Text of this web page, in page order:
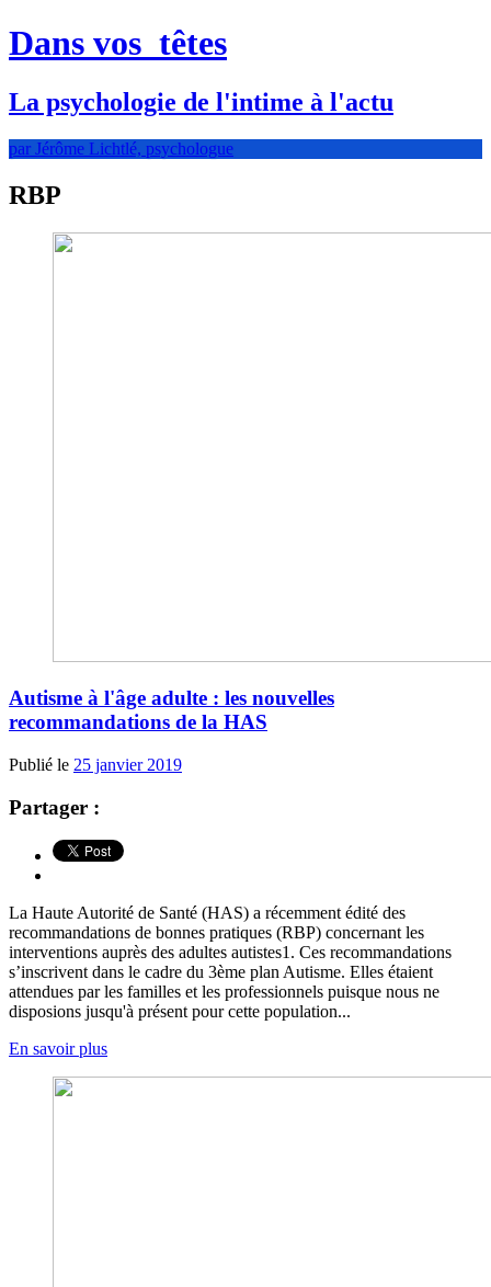
Dans vos têtes
La psychologie de l'intime à l'actu
par Jérôme Lichtlé, psychologue
RBP
Autisme à l'âge adulte : les nouvelles
recommandations de la HAS
Publié le 25 janvier 2019
Partager :
La Haute Autorité de Santé (HAS) a récemment édité des
recommandations de bonnes pratiques (RBP) concernant les
interventions auprès des adultes autistes1. Ces recommandations
s’inscrivent dans le cadre du 3ème plan Autisme. Elles étaient
attendues par les familles et les professionnels puisque nous ne
disposions jusqu'à présent pour cette population...
En savoir plus